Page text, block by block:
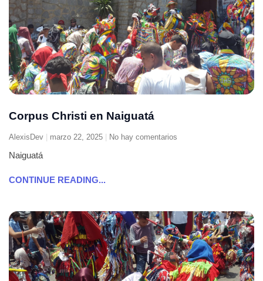
Corpus Christi en Naiguatá
AlexisDev marzo 22, 2025 No hay comentarios
Naiguatá
CONTINUE READING...